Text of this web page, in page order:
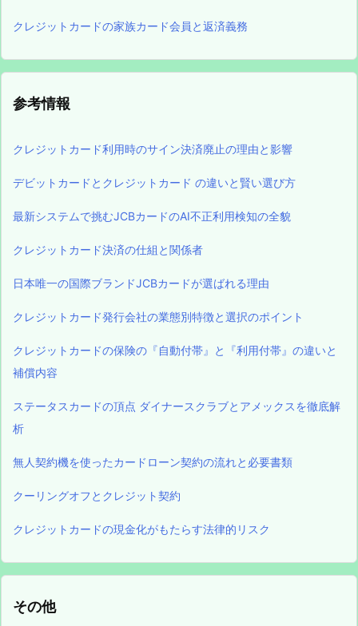
クレジットカードの家族カード会員と返済義務
参考情報
クレジットカード利用時のサイン決済廃止の理由と影響
デビットカードとクレジットカード の違いと賢い選び方
最新システムで挑むJCBカードのAI不正利用検知の全貌
クレジットカード決済の仕組と関係者
日本唯一の国際ブランドJCBカードが選ばれる理由
クレジットカード発行会社の業態別特徴と選択のポイント
クレジットカードの保険の『自動付帯』と『利用付帯』の違いと
補償内容
ステータスカードの頂点 ダイナースクラブとアメックスを徹底解
析
無人契約機を使ったカードローン契約の流れと必要書類
クーリングオフとクレジット契約
クレジットカードの現金化がもたらす法律的リスク
その他